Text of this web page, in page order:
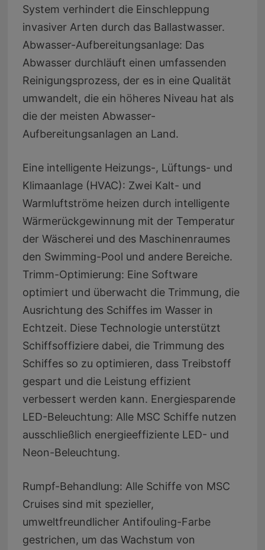
System verhindert die Einschleppung
invasiver Arten durch das Ballastwasser.
Abwasser-Aufbereitungsanlage: Das
Abwasser durchläuft einen umfassenden
Reinigungsprozess, der es in eine Qualität
umwandelt, die ein höheres Niveau hat als
die der meisten Abwasser-
Aufbereitungsanlagen an Land.
Eine intelligente Heizungs-, Lüftungs- und
Klimaanlage (HVAC): Zwei Kalt- und
Warmluftströme heizen durch intelligente
Wärmerückgewinnung mit der Temperatur
der Wäscherei und des Maschinenraumes
den Swimming-Pool und andere Bereiche.
Trimm-Optimierung: Eine Software
optimiert und überwacht die Trimmung, die
Ausrichtung des Schiffes im Wasser in
Echtzeit. Diese Technologie unterstützt
Schiffsoffiziere dabei, die Trimmung des
Schiffes so zu optimieren, dass Treibstoff
gespart und die Leistung effizient
verbessert werden kann. Energiesparende
LED-Beleuchtung: Alle MSC Schiffe nutzen
ausschließlich energieeffiziente LED- und
Neon-Beleuchtung.
Rumpf-Behandlung: Alle Schiffe von MSC
Cruises sind mit spezieller,
umweltfreundlicher Antifouling-Farbe
gestrichen, um das Wachstum von